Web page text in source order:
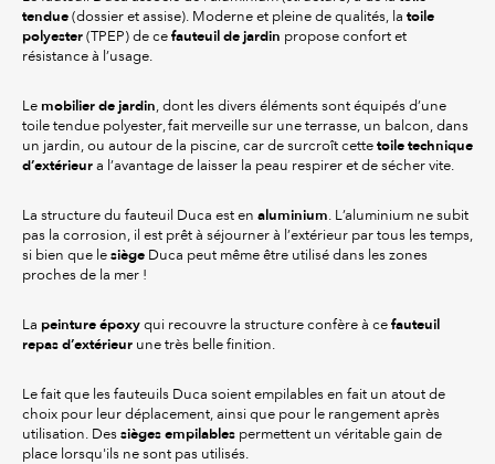
tendue (dossier et assise). Moderne et pleine de qualités, la toile
polyester (TPEP) de ce fauteuil de jardin propose confort et
résistance à l’usage.
Le mobilier de jardin, dont les divers éléments sont équipés d’une
toile tendue polyester, fait merveille sur une terrasse, un balcon, dans
un jardin, ou autour de la piscine, car de surcroît cette toile technique
d’extérieur a l’avantage de laisser la peau respirer et de sécher vite.
La structure du fauteuil Duca est en aluminium. L’aluminium ne subit
pas la corrosion, il est prêt à séjourner à l’extérieur par tous les temps,
si bien que le siège Duca peut même être utilisé dans les zones
proches de la mer !
La peinture époxy qui recouvre la structure confère à ce fauteuil
repas d’extérieur une très belle finition.
Le fait que les fauteuils Duca soient empilables en fait un atout de
choix pour leur déplacement, ainsi que pour le rangement après
utilisation. Des sièges empilables permettent un véritable gain de
place lorsqu'ils ne sont pas utilisés.